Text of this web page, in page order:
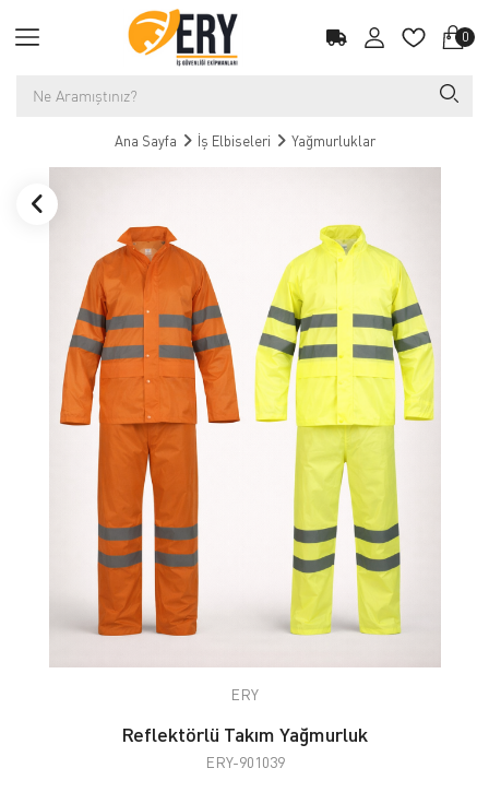
0
Ana Sayfa İş Elbiseleri Yağmurluklar
ERY
Reflektörlü Takım Yağmurluk
ERY-901039